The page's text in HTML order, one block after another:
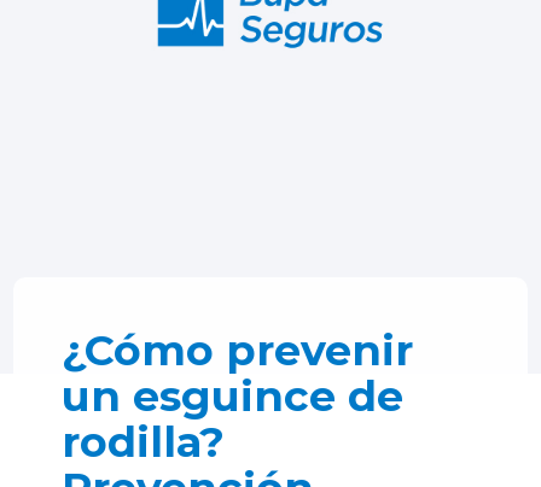
Centro de Ayuda
¿Cómo prevenir
un esguince de
rodilla?